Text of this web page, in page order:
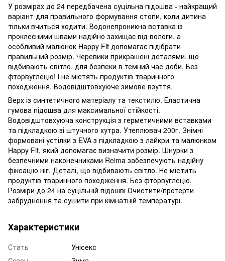
У розмірах до 24 передбачена суцільна підошва - найкращий
варіант для правильного формування стопи, коли дитина
тільки вчиться ходити. Водонепроникна вставка із
проклеєними швами надійно захищає від вологи, а
особливий малюнок Happy Fit допомагає підібрати
правильний розмір. Черевики прикрашені деталями, що
відбивають світло, для безпеки в темний час доби. Без
фторвуглецю! І не містять продуктів тваринного
походження. Водовідштовхуюче зимове взуття.
Верх із синтетичного матеріалу та текстилю. Еластична
гумова підошва для максимальної стійкості.
Водовідштовхуюча конструкція з герметичними вставками
та підкладкою зі штучного хутра. Утеплювач 200г. Знімні
формовані устілки з EVA з підкладкою з лайкри та малюнком
Happy Fit, який допомагає визначити розмір. Шнурки з
безпечними наконечниками Reima забезпечують надійну
фіксацію ніг. Деталі, що відбивають світло. Не містить
продуктів тваринного походження. Без фторвуглецю.
Розміри до 24 на суцільній підошві Очистити/протерти
забруднення та сушити при кімнатній температурі.
Характеристики
Стать
Унісекс